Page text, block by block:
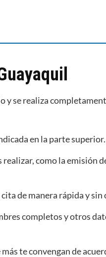
y se realiza
en la parte superior.
realizar, como la emisión
de manera rápida y sin
completos y otros
más te convengan de